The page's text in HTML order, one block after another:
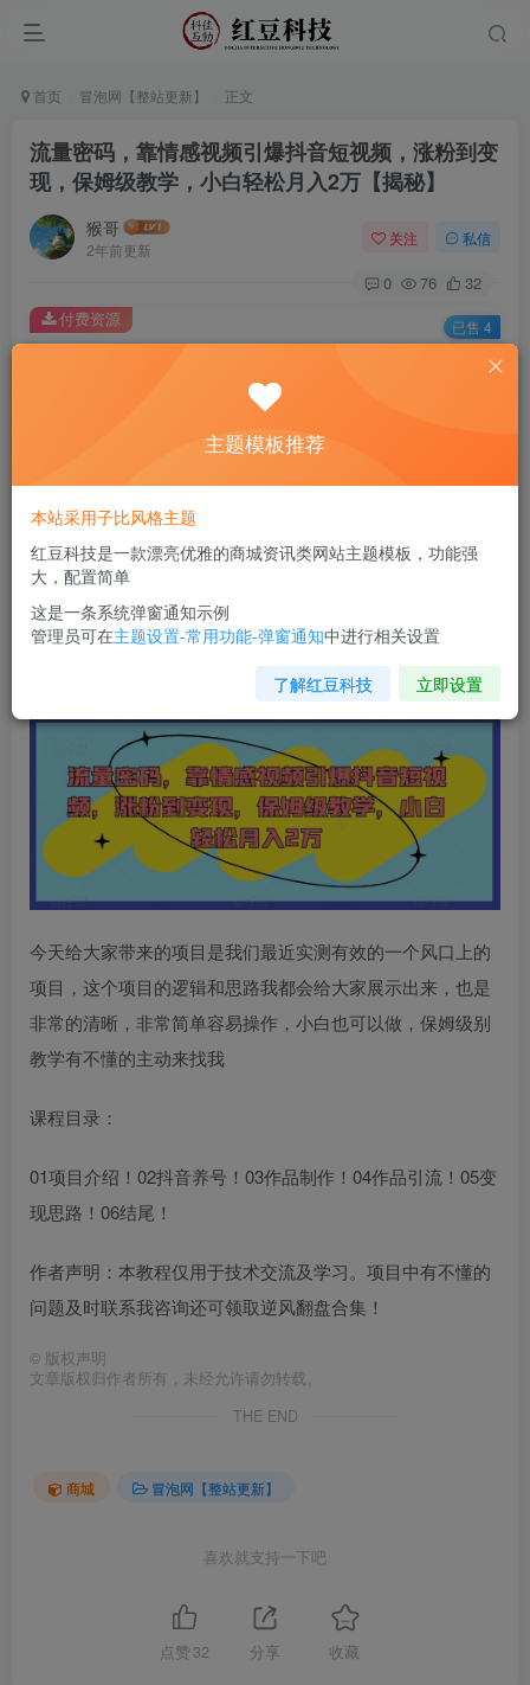
首页 冒泡网【整站更新】 正文
流量密码，靠情感视频引爆抖音短视频，涨粉到变
现，保姆级教学，小白轻松月入2万【揭秘】
猴哥
2年前更新
关注 私信
0 76 32
此内容为付费资源，请付费后查看
￥9.9
您当前未登录！建议登陆后购买，可保存购买订单
付费资源 已售 4
流量密码，靠情感视频引爆抖音短视频，涨粉到变现，保姆
级教学，小白轻松月入2万【揭秘】
今天给大家带来的项目是我们最近实测有效的一个风口上的
项目，这个项目的逻辑和思路我都会给大家展示出来，也是
非常的清晰，非常简单容易操作，小白也可以做，保姆级别
教学有不懂的主动来找我
课程目录：
01项目介绍！02抖音养号！03作品制作！04作品引流！05变
现思路！06结尾！
作者声明：本教程仅用于技术交流及学习。项目中有不懂的
问题及时联系我咨询还可领取逆风翻盘合集！
© 版权声明
文章版权归作者所有，未经允许请勿转载。
THE END
商城 冒泡网【整站更新】
喜欢就支持一下吧
点赞 32 分享 收藏
主题模板推荐
本站采用子比风格主题
红豆科技是一款漂亮优雅的商城资讯类网站主题模板，功能强
大，配置简单
这是一条系统弹窗通知示例
管理员可在主题设置-常用功能-弹窗通知中进行相关设置
了解红豆科技 立即设置